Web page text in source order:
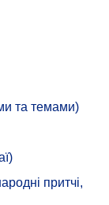
та темами)
притчі,